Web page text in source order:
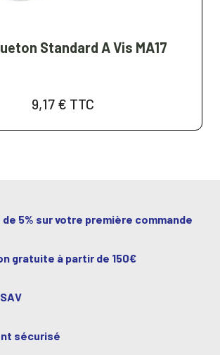
Standard A Vis MA17
9,17 € TTC
de 5% sur votre première commande
gratuite à partir de 150€
sécurisé